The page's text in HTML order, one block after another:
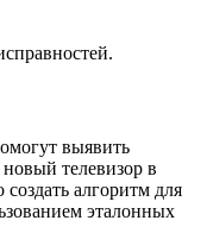
выявить
телевизор в
алгоритм для
эталонных